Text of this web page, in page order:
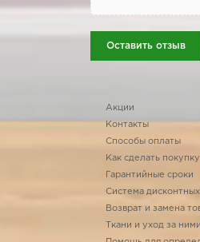
Оставить отзыв
Акции
Контакты
Способы оплаты
Как сделать покупку
Гарантийные сроки
Система дисконтных
Возврат и замена
Ткани и уход за ними